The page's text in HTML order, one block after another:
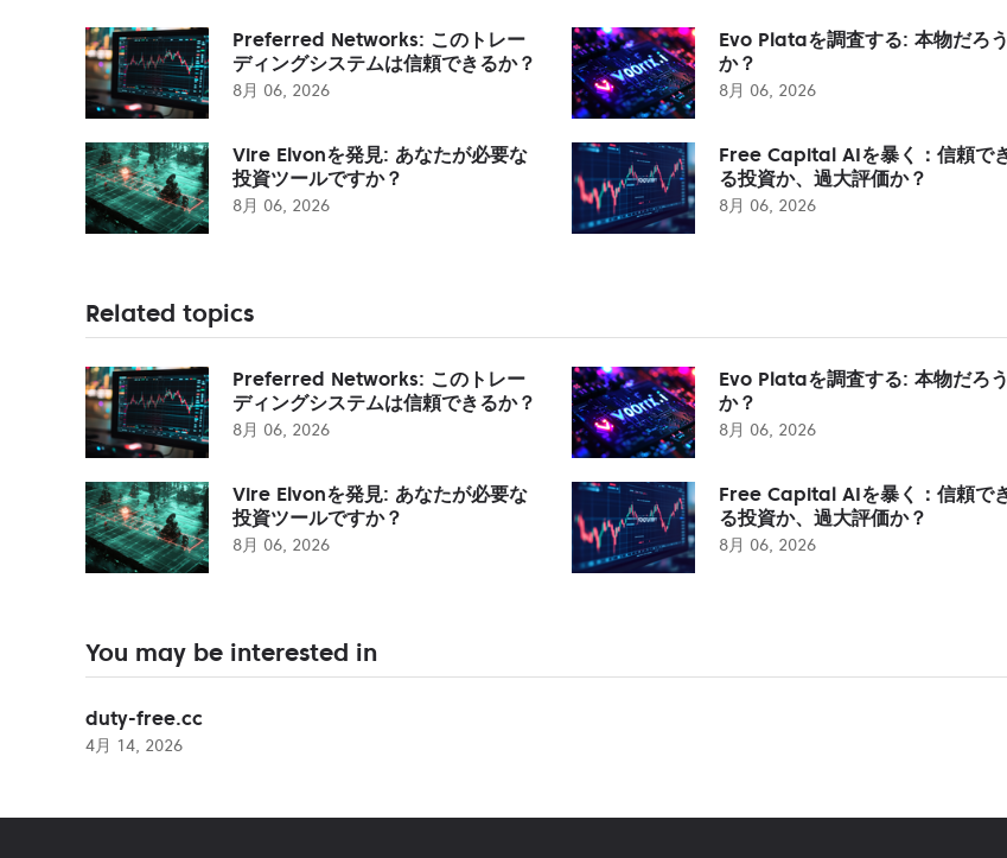
Preferred Networks: このトレー
ディングシステムは信頼できるか？
8月 06, 2026
Evo Plataを調査する: 本物だろう
か？
8月 06, 2026
Vire Elvonを発見: あなたが必要な
投資ツールですか？
8月 06, 2026
Free Capital AIを暴く：信頼で
る投資か、過大評価か？
8月 06, 2026
Related topics
Preferred Networks: このトレー
ディングシステムは信頼できるか？
8月 06, 2026
Evo Plataを調査する: 本物だろう
か？
8月 06, 2026
Vire Elvonを発見: あなたが必要な
投資ツールですか？
8月 06, 2026
Free Capital AIを暴く：信頼で
る投資か、過大評価か？
8月 06, 2026
You may be interested in
duty-free.cc
4月 14, 2026